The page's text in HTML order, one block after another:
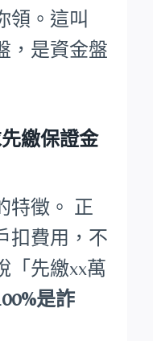
領。這叫
，是資金盤
繳保證金
特徵。 正
扣費用，不
「先繳xx萬
是詐